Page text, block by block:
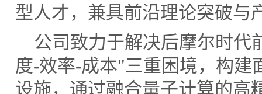
型人才，兼具前沿理论突破与
公司致力于解决后摩尔时代
度-效率-成本"三重困境，构建
设施，通过融合量子计算的高